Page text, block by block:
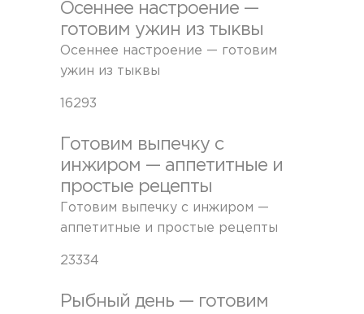
Осеннее настроение —
готовим ужин из тыквы
Осеннее настроение — готовим
ужин из тыквы
16293
Готовим выпечку с
инжиром — аппетитные и
простые рецепты
Готовим выпечку с инжиром —
аппетитные и простые рецепты
23334
Рыбный день — готовим